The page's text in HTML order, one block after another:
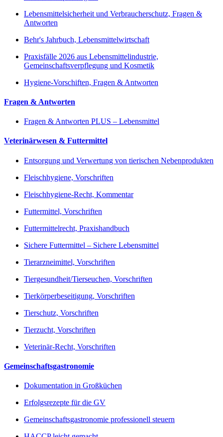
Lebensmittelsicherheit und Verbraucherschutz, Fragen &
Antworten
Behr's Jahrbuch, Lebensmittelwirtschaft
Praxisfälle 2026 aus Lebensmittelindustrie,
Gemeinschaftsverpflegung und Kosmetik
Hygiene-Vorschiften, Fragen & Antworten
Fragen & Antworten
Fragen & Antworten PLUS – Lebensmittel
Veterinärwesen & Futtermittel
Entsorgung und Verwertung von tierischen Nebenprodukten
Fleischhygiene, Vorschriften
Fleischhygiene-Recht, Kommentar
Futtermittel, Vorschriften
Futtermittelrecht, Praxishandbuch
Sichere Futtermittel – Sichere Lebensmittel
Tierarzneimittel, Vorschriften
Tiergesundheit/Tierseuchen, Vorschriften
Tierkörperbeseitigung, Vorschriften
Tierschutz, Vorschriften
Tierzucht, Vorschriften
Veterinär-Recht, Vorschriften
Gemeinschaftsgastronomie
Dokumentation in Großküchen
Erfolgsrezepte für die GV
Gemeinschaftsgastronomie professionell steuern